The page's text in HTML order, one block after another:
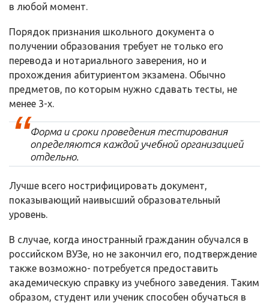
в любой момент.
Порядок признания школьного документа о
получении образования требует не только его
перевода и нотариального заверения, но и
прохождения абитуриентом экзамена. Обычно
предметов, по которым нужно сдавать тесты, не
менее 3-х.
Форма и сроки проведения тестирования
определяются каждой учебной организацией
отдельно.
Лучше всего нострифицировать документ,
показывающий наивысший образовательный
уровень.
В случае, когда иностранный гражданин обучался в
российском ВУЗе, но не закончил его, подтверждение
также возможно- потребуется предоставить
академическую справку из учебного заведения. Таким
образом, студент или ученик способен обучаться в